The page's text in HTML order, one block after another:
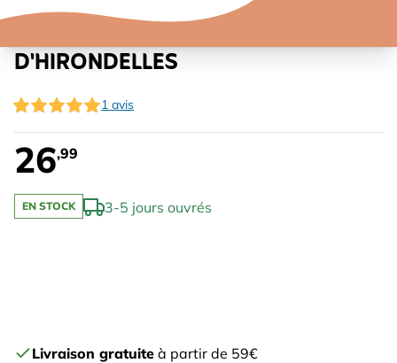
PLANCHE À FIENTES POUR NID
D'HIRONDELLES
1 avis
26,99
EN STOCK 3-5 jours ouvrés
Livraison gratuite à partir de 59€